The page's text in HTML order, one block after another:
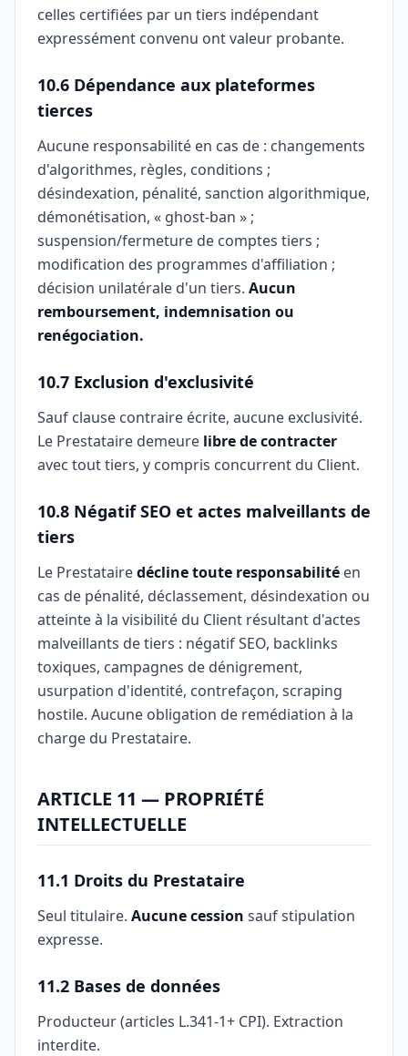
celles certifiées par un tiers indépendant
expressément convenu ont valeur probante.
10.6 Dépendance aux plateformes
tierces
Aucune responsabilité en cas de : changements
d'algorithmes, règles, conditions ;
désindexation, pénalité, sanction algorithmique,
démonétisation, « ghost-ban » ;
suspension/fermeture de comptes tiers ;
modification des programmes d'affiliation ;
décision unilatérale d'un tiers. Aucun
remboursement, indemnisation ou
renégociation.
10.7 Exclusion d'exclusivité
Sauf clause contraire écrite, aucune exclusivité.
Le Prestataire demeure libre de contracter
avec tout tiers, y compris concurrent du Client.
10.8 Négatif SEO et actes malveillants de
tiers
Le Prestatairedécline toute responsabilité en
cas de pénalité, déclassement, désindexation ou
atteinte à la visibilité du Client résultant d'actes
malveillants de tiers : négatif SEO, backlinks
toxiques, campagnes de dénigrement,
usurpation d'identité, contrefaçon, scraping
hostile. Aucune obligation de remédiation à la
charge du Prestataire.
ARTICLE 11 — PROPRIÉTÉ
INTELLECTUELLE
11.1 Droits du Prestataire
Seul titulaire. Aucune cession sauf stipulation
expresse.
11.2 Bases de données
Producteur (articles L.341-1+ CPI). Extraction
interdite.